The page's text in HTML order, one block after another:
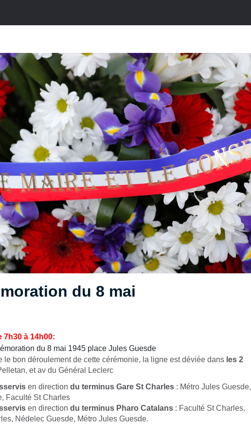
du 8 mai
7h30 à 14h00:
du 8 mai 1945 place Jules Guesde
le bon déroulement de cette cérémonie, la ligne est déviée dans les 2
et av du Général Leclerc
en direction du terminus Gare St Charles : Métro Jules Guesde,
Faculté St Charles
en direction du terminus Pharo Catalans : Faculté St Charles,
Nédelec Guesde, Métro Jules Guesde.